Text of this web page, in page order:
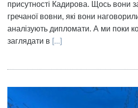
присутності Кадирова. Щось вони
гречаної вовни, які вони
аналізують дипломати. А ми поки
заглядати в [...]